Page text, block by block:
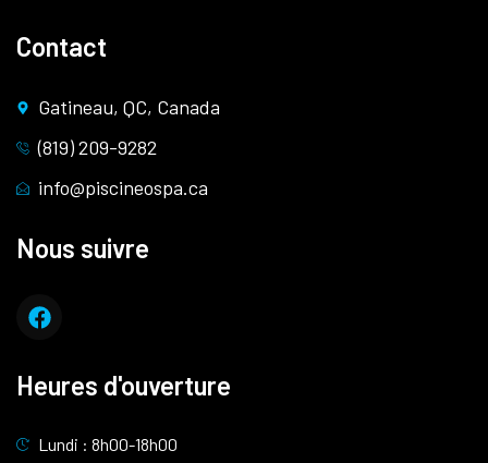
Contact
Gatineau, QC, Canada
(819) 209-9282
info@piscineospa.ca
Nous suivre
Heures d'ouverture
Lundi : 8h00-18h00